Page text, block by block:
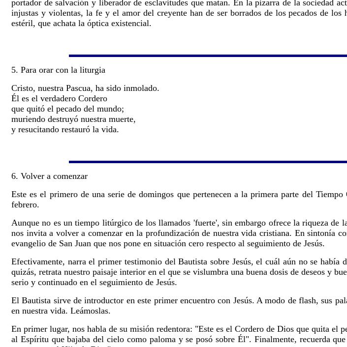
portador de salvación y liberador de esclavitudes que matan. En la pizarra de la sociedad
injustas y violentas, la fe y el amor del creyente han de ser borrados de los pecados de
estéril, que achata la óptica existencial.
5. Para orar con la liturgia
Cristo, nuestra Pascua, ha sido inmolado.
Él es el verdadero Cordero
que quitó el pecado del mundo;
muriendo destruyó nuestra muerte,
y resucitando restauró la vida.
6. Volver a comenzar
Este es el primero de una serie de domingos que pertenecen a la primera parte del
febrero.
Aunque no es un tiempo litúrgico de los llamados 'fuerte', sin embargo ofrece la riqueza de
nos invita a volver a comenzar en la profundización de nuestra vida cristiana. En sintonía
evangelio de San Juan que nos pone en situación cero respecto al seguimiento de Jesús.
Efectivamente, narra el primer testimonio del Bautista sobre Jesús, el cuál aún no se había
quizás, retrata nuestro paisaje interior en el que se vislumbra una buena dosis de deseos y
serio y continuado en el seguimiento de Jesús.
El Bautista sirve de introductor en este primer encuentro con Jesús. A modo de flash, sus
en nuestra vida. Leámoslas.
En primer lugar, nos habla de su misión redentora: "Este es el Cordero de Dios que quita
al Espíritu que bajaba del cielo como paloma y se posó sobre Él". Finalmente, recuerda